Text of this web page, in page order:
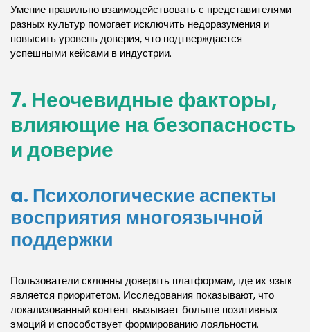
Умение правильно взаимодействовать с представителями
разных культур помогает исключить недоразумения и
повысить уровень доверия, что подтверждается
успешными кейсами в индустрии.
7. Неочевидные факторы,
влияющие на безопасность
и доверие
a. Психологические аспекты
восприятия многоязычной
поддержки
Пользователи склонны доверять платформам, где их язык
является приоритетом. Исследования показывают, что
локализованный контент вызывает больше позитивных
эмоций и способствует формированию лояльности.